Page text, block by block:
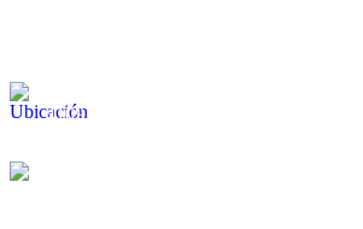
41092 Sevilla (Spain)